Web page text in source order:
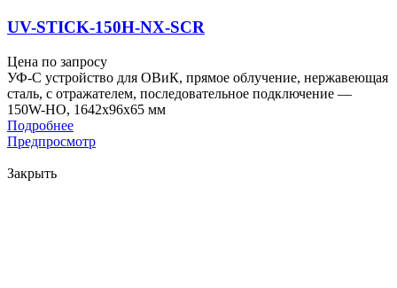
UV-STICK-150H-NX-SCR
Цена по запросу
УФ-С устройство для ОВиК, прямое облучение, нержавеющая
сталь, с отражателем, последовательное подключение —
150W-HO, 1642x96x65 мм
Подробнее
Предпросмотр
Закрыть